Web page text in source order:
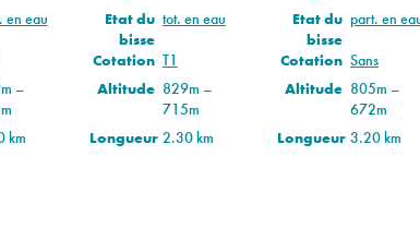
en eau
–
km
Etat du
bisse
tot. en eau
Cotation T1
Altitude 829m –
715m
Longueur 2.30 km
Etat du
bisse
part. en
Cotation Sans
Altitude 805m –
672m
Longueur 3.20 km